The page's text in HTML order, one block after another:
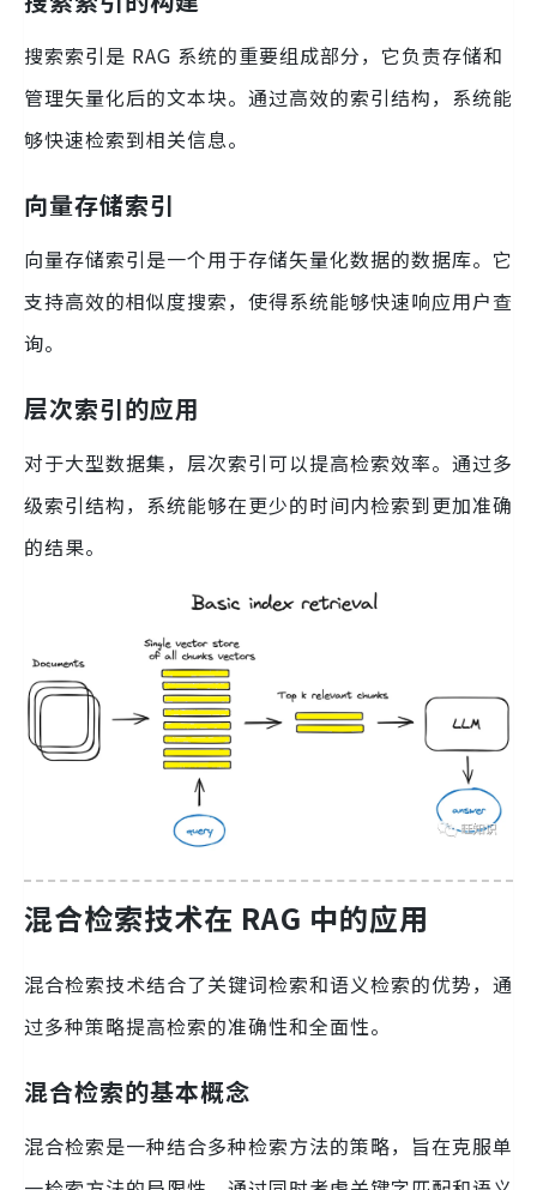
搜索索引是 RAG 系统的重要组成部分，它负责存储和
管理矢量化后的文本块。通过高效的索引结构，系统能
够快速检索到相关信息。
向量存储索引
向量存储索引是一个用于存储矢量化数据的数据库。它
支持高效的相似度搜索，使得系统能够快速响应用户查
询。
层次索引的应用
对于大型数据集，层次索引可以提高检索效率。通过多
级索引结构，系统能够在更少的时间内检索到更加准确
的结果。
混合检索技术在 RAG 中的应用
混合检索技术结合了关键词检索和语义检索的优势，通
过多种策略提高检索的准确性和全面性。
混合检索的基本概念
混合检索是一种结合多种检索方法的策略，旨在克服单